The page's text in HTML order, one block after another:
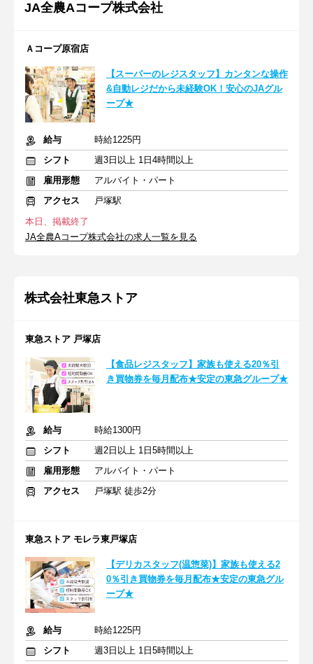
JA全農Aコープ株式会社
Ａコープ原宿店
【スーパーのレジスタッフ】カンタンな操作
&自動レジだから未経験OK！安心のJAグル
ープ★
給与
時給1225円
シフト
週3日以上 1日4時間以上
雇用形態
アルバイト・パート
アクセス
戸塚駅
本日、掲載終了
JA全農Aコープ株式会社の求人一覧を見る
株式会社東急ストア
東急ストア 戸塚店
【食品レジスタッフ】家族も使える20％引
き買物券を毎月配布★安定の東急グループ★
給与
時給1300円
シフト
週2日以上 1日5時間以上
雇用形態
アルバイト・パート
アクセス
戸塚駅 徒歩2分
東急ストア モレラ東戸塚店
【デリカスタッフ(温惣菜)】家族も使える2
0％引き買物券を毎月配布★安定の東急グル
ープ★
給与
時給1225円
シフト
週3日以上 1日5時間以上